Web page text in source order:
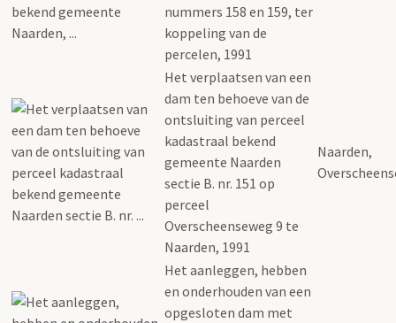
nummers 158 en 159, ter
koppeling van de
percelen, 1991
Het verplaatsen van een
dam ten behoeve van de
ontsluiting van perceel
kadastraal bekend
gemeente Naarden
sectie B. nr. 151 op
perceel
Overscheenseweg 9 te
Naarden, 1991
Naarden,
Het aanleggen, hebben
en onderhouden van een
opgesloten dam met